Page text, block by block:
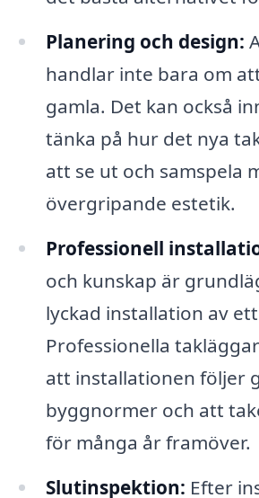
Planering och design:
handlar inte bara om
gamla. Det kan också
tänka på hur det nya
att se ut och samspela
övergripande estetik.
Professionell
och kunskap är
lyckad installation av
Professionella
att installationen följer
byggnormer och att
för många år framöver.
Slutinspektion: Efter